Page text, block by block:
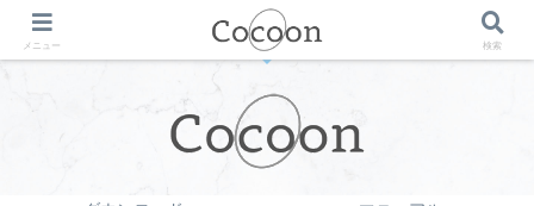
WordPress無料テーマ
メニュー 検索